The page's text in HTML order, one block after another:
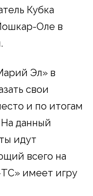
Кубка
Оле в
Эл» в
свои
и по итогам
данный
идут
всего на
имеет игру